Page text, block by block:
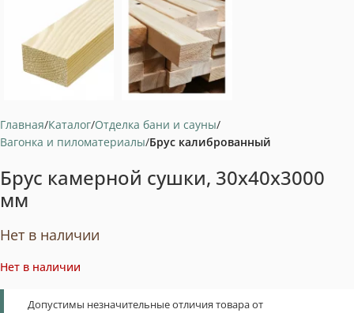
Главная Каталог Отделка бани и сауны
Вагонка и пиломатериалы Брус калиброванный
Брус камерной сушки, 30x40x3000
мм
Нет в наличии
Нет в наличии
Допустимы незначительные отличия товара от